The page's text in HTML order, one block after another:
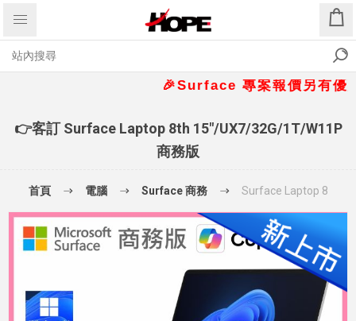
🎉Surface 專案報價另有優
👉客訂 Surface Laptop 8th 15"/UX7/32G/1T/W11P
商務版
首頁 電腦 Surface 商務 Surface Laptop 8